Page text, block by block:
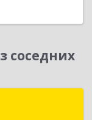
соседних